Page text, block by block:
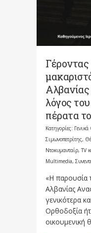
Γέροντας
λόγος
πέρατα
Κατηγορίες:
Σιμωνοπετρίτης,
Ντοκυμανταίρ, TV
Multimedia,
«Η παρουσία
Αλβανίας
γενικότερα
Ορθοδοξία
οικουμενική